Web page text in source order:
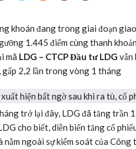
khoán đang trong giai đoạn
1.445 điểm cùng thanh
mã LDG – CTCP Đầu tư LDG vẫn
2,2 lần trong vòng 1 tháng